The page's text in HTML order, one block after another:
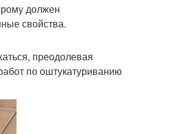
должен
свойства.
преодолевая
по оштукатуриванию